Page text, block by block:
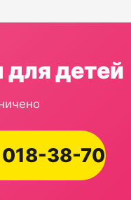
детей
38-70